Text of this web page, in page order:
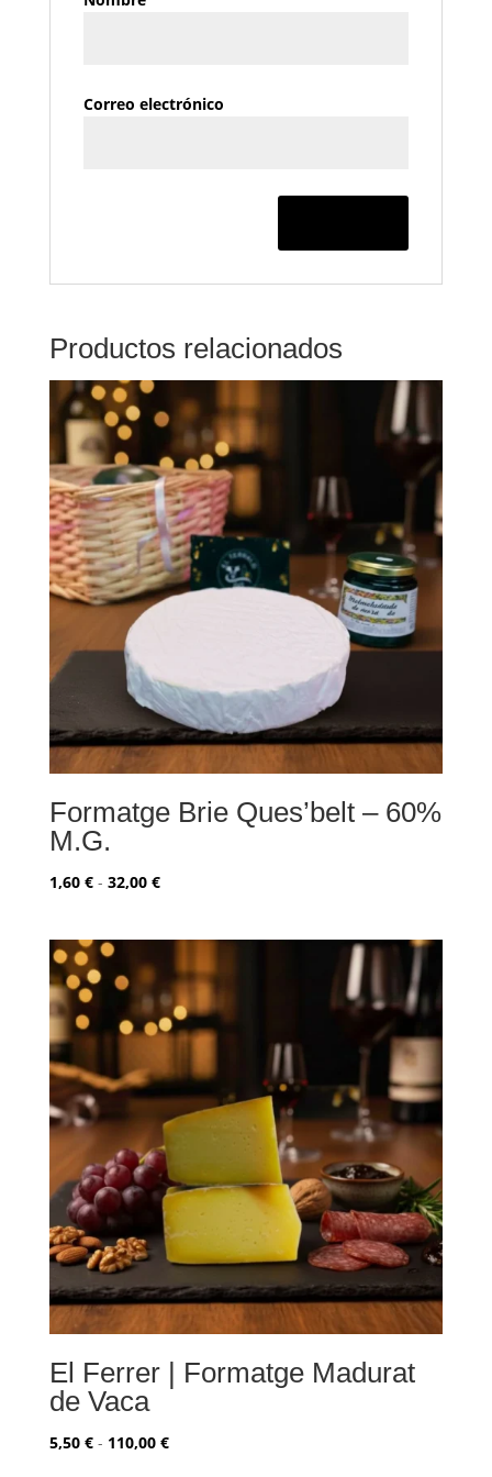
Correo electrónico
Productos relacionados
Formatge Brie Ques’belt – 60%
M.G.
1,60 € - 32,00 €Rango
1,60 €
hasta
32,00 €
El Ferrer | Formatge Madurat
de Vaca
5,50 € - 110,00 €Rango